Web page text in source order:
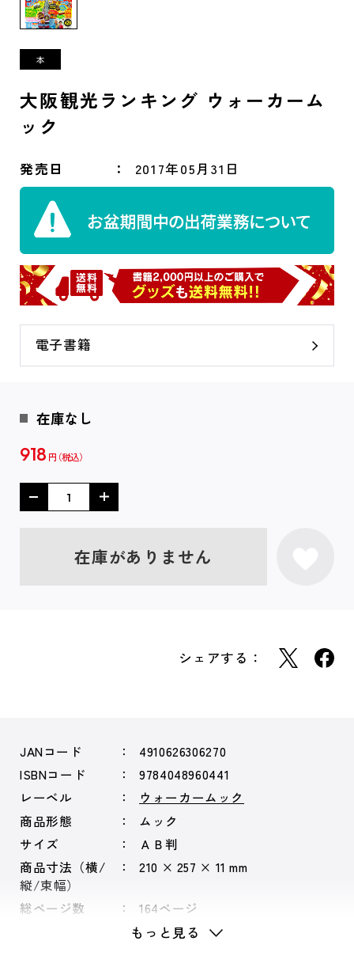
大阪観光ランキング ウォーカーム
ック
発売日 2017年05月31日
電子書籍
在庫なし
918 円
在庫がありません
シェアする：
JANコード
4910626306270
ISBNコード
9784048960441
レーベル
ウォーカームック
商品形態
ムック
サイズ
ＡＢ判
商品寸法（横/
縦/束幅）
210 × 257 × 11 mm
総ページ数 164ページ
もっと見る